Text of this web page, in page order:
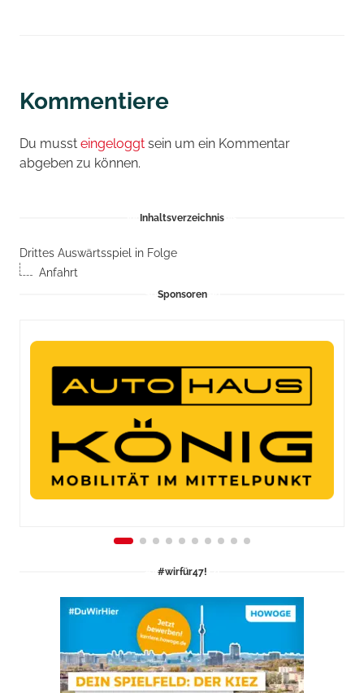
Kommentiere
Du musst eingeloggt sein um ein Kommentar
abgeben zu können.
Inhaltsverzeichnis
Drittes Auswärtsspiel in Folge
Anfahrt
Sponsoren
#wirfür47!